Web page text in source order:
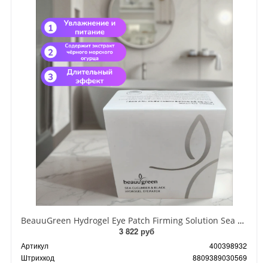
BeauuGreen Hydrogel Eye Patch Firming Solution Sea Cocumber & Black Гидрогелевые патчи для кожи вокруг глаз с экстрактом черного морского огурца 60 шт 90 гр
3 822 руб
Артикул
400398932
Штрихкод
8809389030569